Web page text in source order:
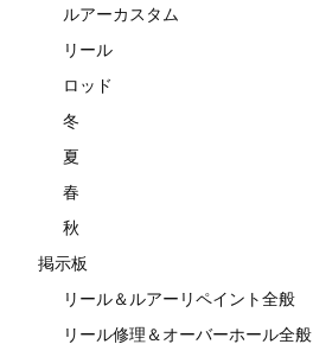
ルアーカスタム
リール
ロッド
冬
夏
春
秋
掲示板
リール＆ルアーリペイント全般
リール修理＆オーバーホール全般